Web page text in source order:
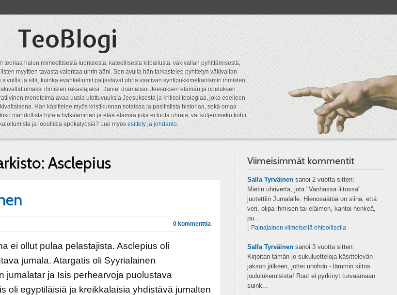
TeoBlogi
teoriaa halun mimeettisestä luonteesta, kateellisesta kilpailusta, väkivallan pyhittämisestä,
myyttien tavasta vaientaa uhrin ääni. Sen avulla hän tarkastelee pyhitetyn väkivallan
ja sitä, kuinka evankeliumit paljastavat uhria vaativan syntipukkimekanismin ihmisten
ihmisten rakastajaksi. Daniel dramatisoi Jeesuksen elämän ja opetuksen
menetelmä avaa uusia ulottuvuuksia Jeesuksesta ja kritisoi teologiaa, joka edelleen
Hän käsittelee myös kristikunnan sotaisaa ja pasifistista historiaa, sekä omaa
mahdollista hylätä hylkääminen ja elää elämää joka ei tuota uhreja, vai kuljemmeko kohti
ja lopullista apokalypsiä? Lue myösesittelyjajohdanto.
Asclepius
0 kommenttia
ei ollut pulaa pelastajista. Asclepius oli
jumala. Atargatis oli Syyrialainen
jumalatar ja Isis perhearvoja puolustava
oli egyptiläisiä ja kreikkalaisia yhdistävä jumalten
Viimeisimmät kommentit
Salla Tyrväinensanoi 2 vuotta sitten:
Mietin uhriverta, jota "Vanhassa liitossa"
juotettiin Jumalalle. Hienosäätöä on siinä, että
veri, olipa ihmisen tai eläimen, kantoi henkeä,
pu...
Painajainen viimeisellä ehtoollisella
Salla Tyrväinensanoi 3 vuotta sitten:
Kirjoitan tämän jo sukuluetteloja käsittelevän
jakson jälkeen, jottei unohdu - lämmin kiitos
joululukemisista! Ruut ei pyrkinyt turvaamaan
suink...